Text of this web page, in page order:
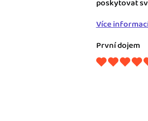
poskytovat
Více
První dojem